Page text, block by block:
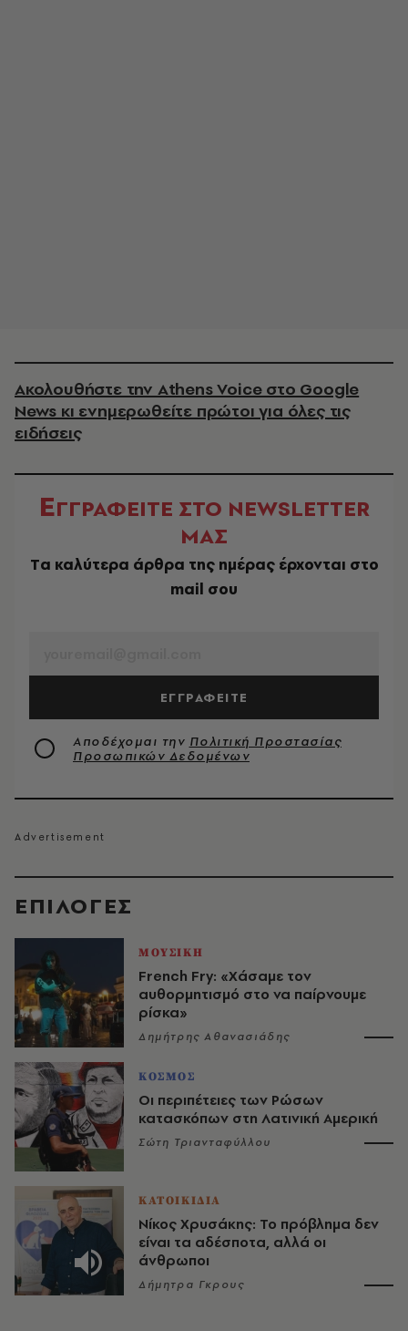
EΠΙΛΟΓΈΣ
ΜΟΥΣΙΚΗ
French Fry: «Χάσαμε τον
αυθορμητισμό στο να παίρνουμε
ρίσκα»
Δημήτρης Αθανασιάδης
ΚΟΣΜΟΣ
Οι περιπέτειες των Ρώσων
κατασκόπων στη Λατινική Αμερική
Σώτη Τριανταφύλλου
ΚΑΤΟΙΚΙΔΙΑ
Νίκος Χρυσάκης: Το πρόβλημα δεν
είναι τα αδέσποτα, αλλά οι
άνθρωποι
Δήμητρα Γκρους
Ακολουθήστε την Athens Voice στο Google
News κι ενημερωθείτε πρώτοι για όλες τις
ειδήσεις
ΕΓΓΡΑΦΕΙΤΕ ΣΤΟ NEWSLETTER
ΜΑΣ
Tα καλύτερα άρθρα της ημέρας έρχονται στο
mail σου
ΕΓΓΡΑΦΕΙΤΕ
Αποδέχομαι την Πολιτική Προστασίας
Προσωπικών Δεδομένων